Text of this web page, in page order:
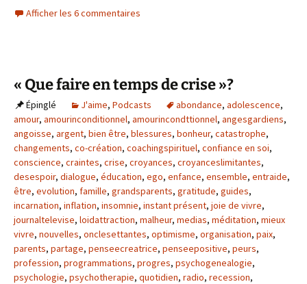
Afficher les 6 commentaires
« Que faire en temps de crise »?
Épinglé J'aime, Podcasts abondance, adolescence,
amour, amourinconditionnel, amourincondttionnel, angesgardiens,
angoisse, argent, bien être, blessures, bonheur, catastrophe,
changements, co-création, coachingspirituel, confiance en soi,
conscience, craintes, crise, croyances, croyanceslimitantes,
desespoir, dialogue, éducation, ego, enfance, ensemble, entraide,
être, evolution, famille, grandsparents, gratitude, guides,
incarnation, inflation, insomnie, instant présent, joie de vivre,
journaltelevise, loidattraction, malheur, medias, méditation, mieux
vivre, nouvelles, onclesettantes, optimisme, organisation, paix,
parents, partage, penseecreatrice, penseepositive, peurs,
profession, programmations, progres, psychogenealogie,
psychologie, psychotherapie, quotidien, radio, recession,